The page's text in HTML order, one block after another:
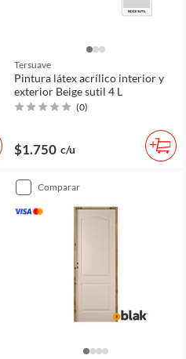
Tersuave
Pintura látex acrílico interior y
exterior Beige sutil 4 L
(0)
$1.750 c/u
comparar